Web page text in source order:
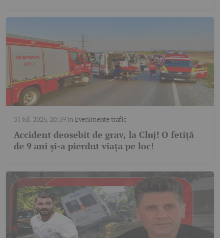
31 iul. 2026, 20:39în Evenimente trafic
Accident deosebit de grav, la Cluj! O fetiță
de 9 ani și-a pierdut viața pe loc!